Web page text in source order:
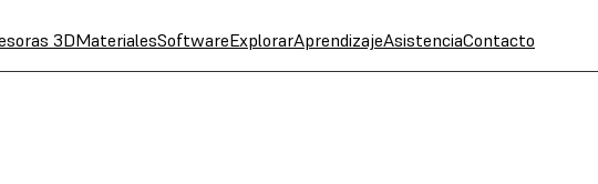
3DMaterialesSoftwareExplorarAprendizajeAsistenciaContacto